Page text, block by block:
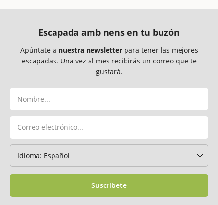
Escapada amb nens en tu buzón
Apúntate a nuestra newsletterpara tener las mejores
escapadas. Una vez al mes recibirás un correo que te
gustará.
Suscríbete